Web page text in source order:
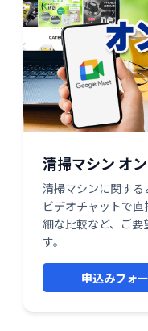
清掃マシン オ
清掃マシンに関す
ビデオチャットで
細な比較など、ご
す。
申込みフォ